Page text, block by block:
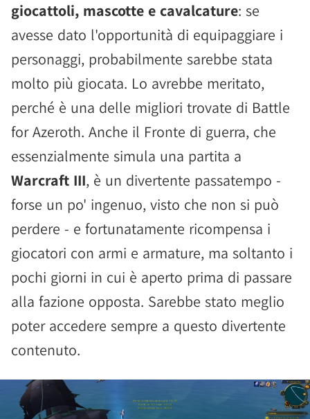
giocattoli, mascotte e cavalcature: se
avesse dato l'opportunità di equipaggiare i
personaggi, probabilmente sarebbe stata
molto più giocata. Lo avrebbe meritato,
perché è una delle migliori trovate di Battle
for Azeroth. Anche il Fronte di guerra, che
essenzialmente simula una partita a
Warcraft III, è un divertente passatempo -
forse un po' ingenuo, visto che non si può
perdere - e fortunatamente ricompensa i
giocatori con armi e armature, ma soltanto i
pochi giorni in cui è aperto prima di passare
alla fazione opposta. Sarebbe stato meglio
poter accedere sempre a questo divertente
contenuto.